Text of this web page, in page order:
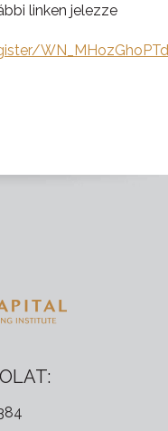
linken jelezze